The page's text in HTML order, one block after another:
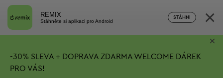
REMIX
Stáhněte si aplikaci pro Android
STÁHNI ×
-30% SLEVA + DOPRAVA ZDARMA WELCOME DÁREK
PRO VÁS!
×